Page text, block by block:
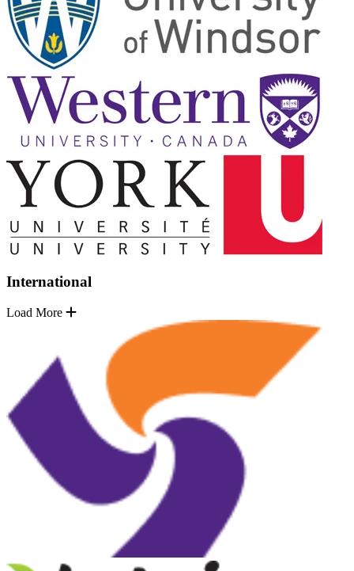
International
Load More